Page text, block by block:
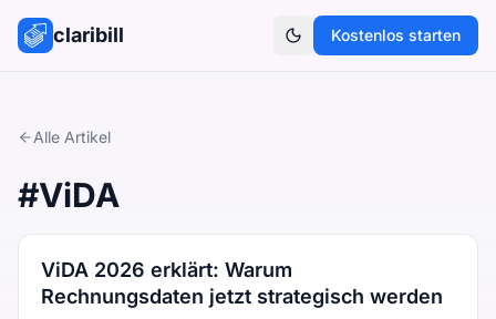
claribill Theme umschalten
Kostenlos starten
Alle Artikel
#ViDA
ViDA 2026 erklärt: Warum
Rechnungsdaten jetzt strategisch werden